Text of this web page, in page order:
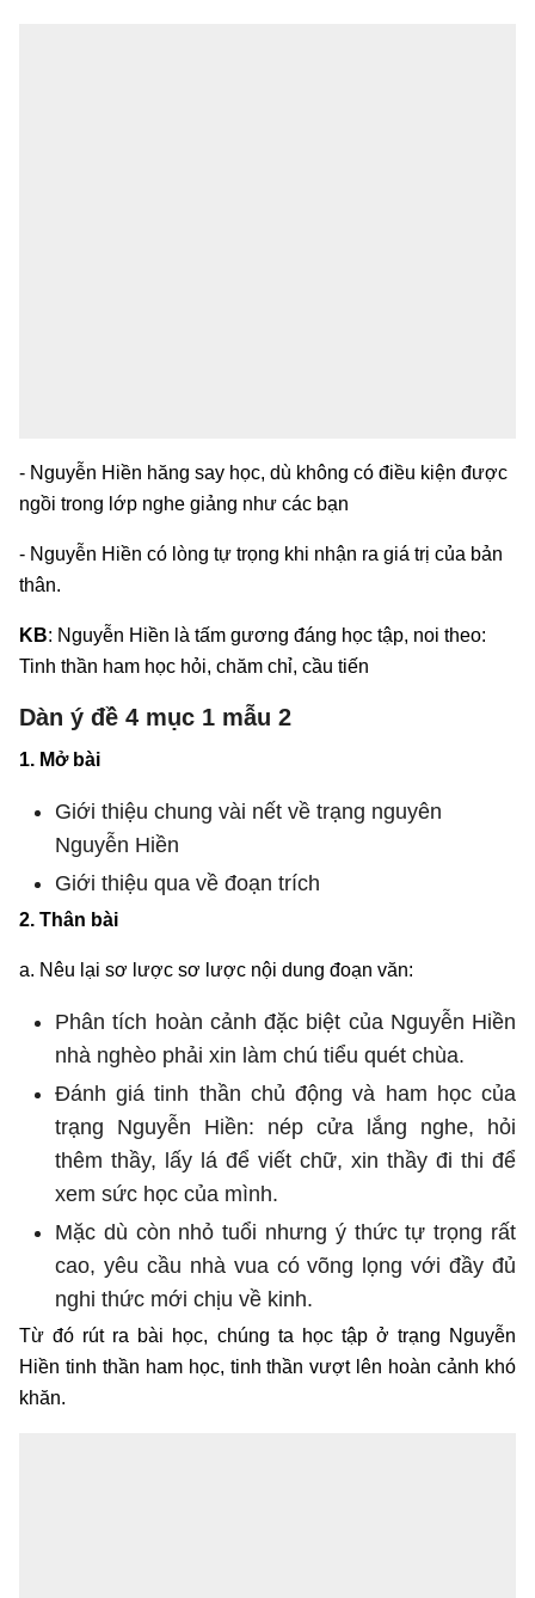
- Nguyễn Hiền hăng say học, dù không có điều kiện được
ngồi trong lớp nghe giảng như các bạn
- Nguyễn Hiền có lòng tự trọng khi nhận ra giá trị của bản
thân.
KB: Nguyễn Hiền là tấm gương đáng học tập, noi theo:
Tinh thần ham học hỏi, chăm chỉ, cầu tiến
Dàn ý đề 4 mục 1 mẫu 2
1. Mở bài
Giới thiệu chung vài nết về trạng nguyên
Nguyễn Hiền
Giới thiệu qua về đoạn trích
2. Thân bài
a. Nêu lại sơ lược sơ lược nội dung đoạn văn:
Phân tích hoàn cảnh đặc biệt của Nguyễn Hiền
nhà nghèo phải xin làm chú tiểu quét chùa.
Đánh giá tinh thần chủ động và ham học của
trạng Nguyễn Hiền: nép cửa lắng nghe, hỏi
thêm thầy, lấy lá để viết chữ, xin thầy đi thi để
xem sức học của mình.
Mặc dù còn nhỏ tuổi nhưng ý thức tự trọng rất
cao, yêu cầu nhà vua có võng lọng với đầy đủ
nghi thức mới chịu về kinh.
Từ đó rút ra bài học, chúng ta học tập ở trạng Nguyễn
Hiền tinh thần ham học, tinh thần vượt lên hoàn cảnh khó
khăn.